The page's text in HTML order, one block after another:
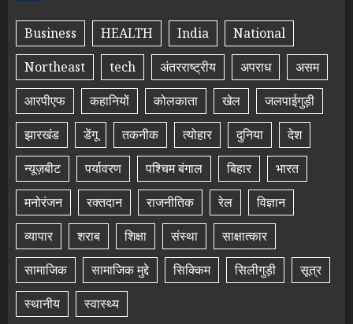
Business HEALTH India
National
Northeast
tech अंतरराष्ट्रीय अपराध
असम
आरपीएफ
कहानियों कोलकाता खेल
जलपाईगुड़ी
झारखंड
डेंगू तकनीक त्योहार दुनिया
देश
न्यूज़बीट
पर्यावरण पश्चिम बंगाल बिहार
भारत
मनोरंजन
रक्तदान राजनीतिक रेल
विज्ञान
व्यापार
शराब शिक्षा संस्था
साक्षात्कार
सामाजिक
सामाजिक मुद्दे सिक्किम सिलीगुड़ी
सूत्र
स्थानीय
स्वास्थ्य